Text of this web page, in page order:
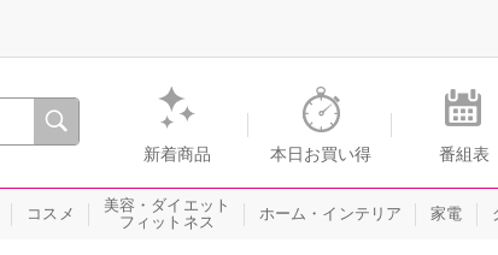
。通販・テレビショッピングのショップチャンネル
新着商品 本日お買い得 番組表
コスメ
美容・ダイエット
フィットネス
ホーム・インテリア 家電